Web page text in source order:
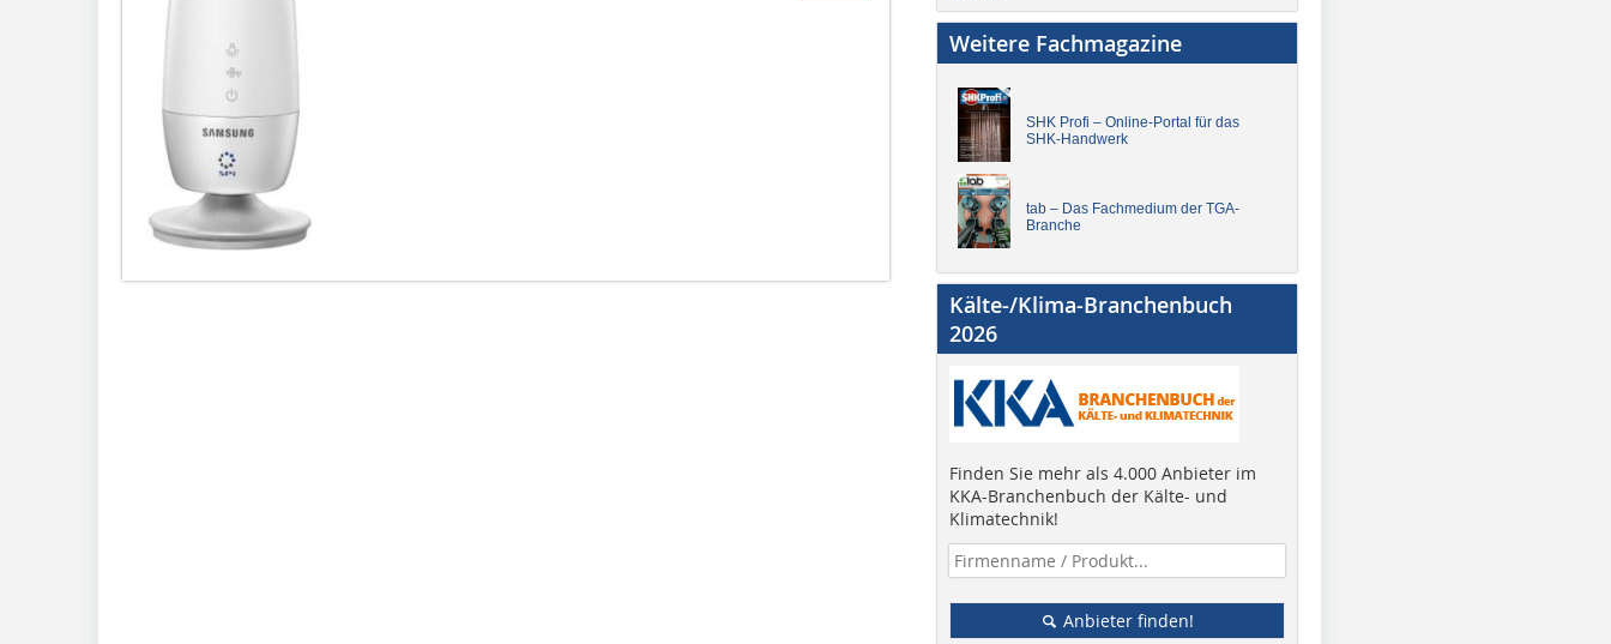
Weitere Fachmagazine
SHK Profi – Online-Portal für das
SHK-Handwerk
tab – Das Fachmedium der TGA-
Branche
Kälte-/Klima-Branchenbuch
2026
Finden Sie mehr als 4.000 Anbieter im
KKA-Branchenbuch der Kälte- und
Klimatechnik!
Anbieter finden!